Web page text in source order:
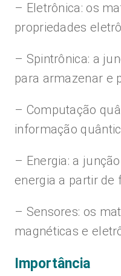
– Eletrônica: os
propriedades
– Spintrônica: a
para armazenar e
– Computação
informação
– Energia: a
energia a partir de
– Sensores: os
magnéticas e
Importância